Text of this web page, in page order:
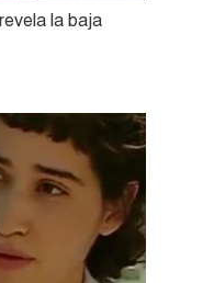
la baja